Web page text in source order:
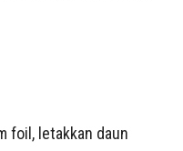
foil, letakkan daun